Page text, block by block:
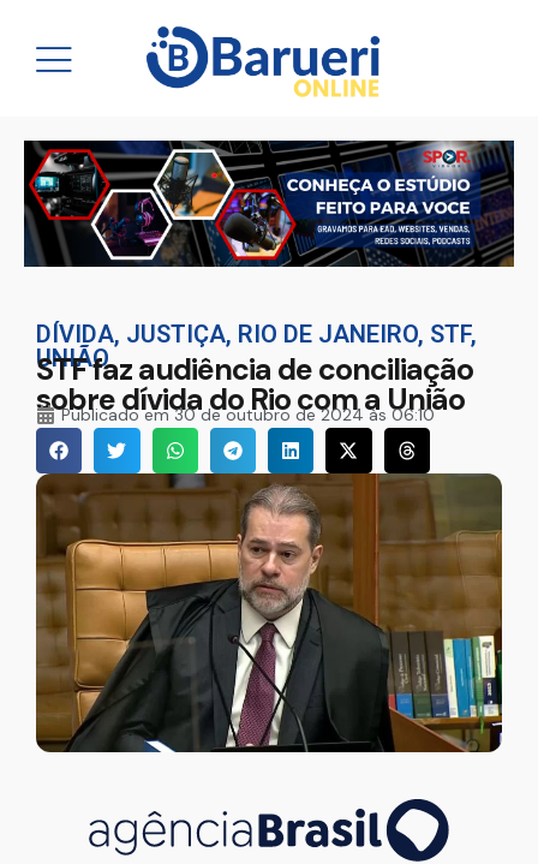
DÍVIDA, JUSTIÇA, RIO DE JANEIRO, STF,
UNIÃO
STF faz audiência de conciliação
sobre dívida do Rio com a União
Publicado em30 de outubro de 2024 às 06:10